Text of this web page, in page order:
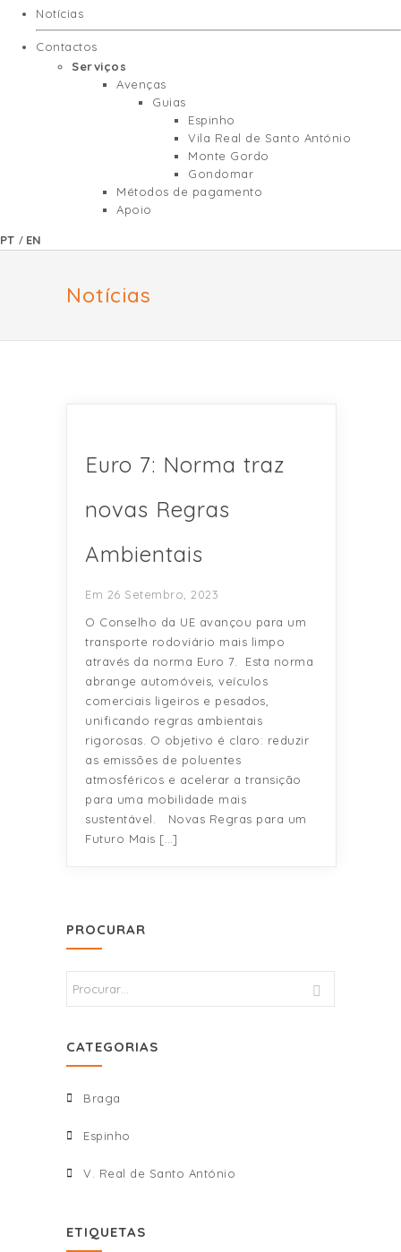
Notícias
Contactos
Serviços
Avenças
Guias
Espinho
Vila Real de Santo António
Monte Gordo
Gondomar
Métodos de pagamento
Apoio
PT / EN
Notícias
Euro 7: Norma traz
novas Regras
Ambientais
Em 26 Setembro, 2023
O Conselho da UE avançou para um
transporte rodoviário mais limpo
através da norma Euro 7. Esta norma
abrange automóveis, veículos
comerciais ligeiros e pesados,
unificando regras ambientais
rigorosas. O objetivo é claro: reduzir
as emissões de poluentes
atmosféricos e acelerar a transição
para uma mobilidade mais
sustentável. Novas Regras para um
Futuro Mais […]
PROCURAR
CATEGORIAS
Braga
Espinho
V. Real de Santo António
ETIQUETAS